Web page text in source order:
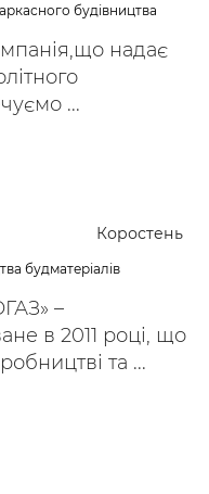
будівництва
надає
...
Коростень
будматеріалів
–
в 2011 році, що
та ...